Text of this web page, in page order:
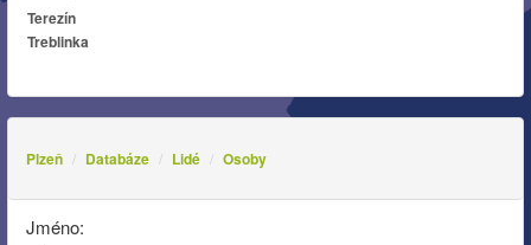
Terezín
Treblinka
Plzeň Databáze Lidé Osoby
Jméno: